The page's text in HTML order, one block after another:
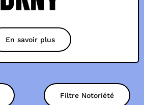
En savoir plus
Filtre Notoriété